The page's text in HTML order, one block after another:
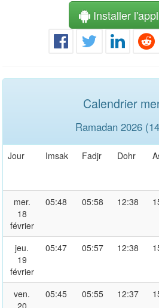
Installer
Calendrier
Ramadan 2026
Jour Imsak Fadjr Dohr
mer.
18
février
05:48 05:58 12:38
jeu.
19
février
05:47 05:57 12:38
ven.
20
05:45 05:55 12:37